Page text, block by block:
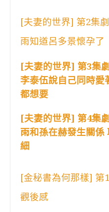
[夫妻的世界] 第2集
雨知道呂多景懷孕了
[夫妻的世界] 第3集
李泰伍說自己同時愛
都想要
[夫妻的世界] 第4集
雨和孫在赫發生關係
細
[金秘書為何那樣] 第
觀後感